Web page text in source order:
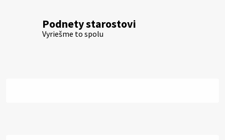
Podnety starostovi
Vyriešme to spolu